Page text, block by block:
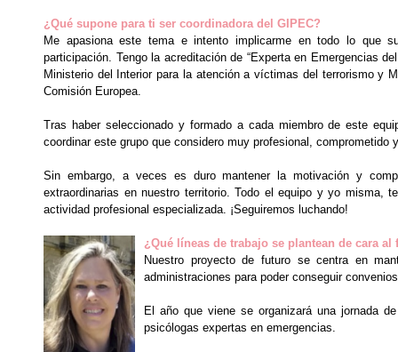
¿Qué supone para ti ser coordinadora del GIPEC?
Me apasiona este tema e intento implicarme en todo lo que
participación. Tengo la acreditación de “Experta en Emergencias
Ministerio del Interior para la atención a víctimas del terrorismo y
Comisión Europea.
Tras haber seleccionado y formado a cada miembro de este
coordinar este grupo que considero muy profesional, comprometido
Sin embargo, a veces es duro mantener la motivación y
extraordinarias en nuestro territorio. Todo el equipo y yo misma,
actividad profesional especializada. ¡Seguiremos luchando!
¿Qué líneas de trabajo se plantean de cara al
Nuestro proyecto de futuro se centra en
administraciones para poder conseguir
El año que viene se organizará una jornada
psicólogas expertas en emergencias.